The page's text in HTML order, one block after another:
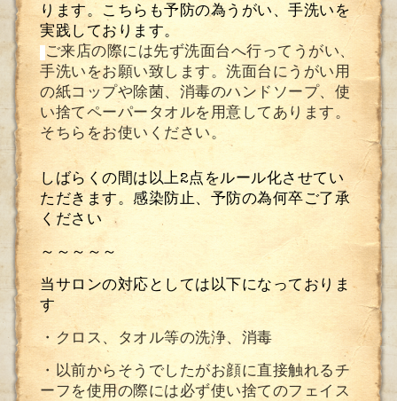
ります。
こちらも予防の為うがい、手洗いを
実践しております。
ご来店の際には先ず洗面台へ行ってうがい、
手洗いをお願い致します。洗面台にうがい用
の紙コップや除菌、消毒のハンドソープ、使
い捨てペーパータオルを用意してあります。
そちらをお使いください。
しばらくの間は以上2点をルール化させてい
ただきます。感染防止、予防の為何卒ご了承
ください
～～～～～
当サロンの対応としては以下になっておりま
す
・クロス、タオル等の洗浄、消毒
・以前からそうでしたがお顔に直接触れるチ
ーフを使用の際には必ず使い捨てのフェイス